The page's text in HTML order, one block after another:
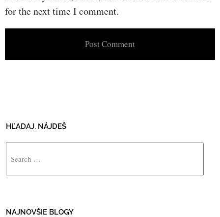
for the next time I comment.
HĽADAJ, NÁJDEŠ
NAJNOVŠIE BLOGY